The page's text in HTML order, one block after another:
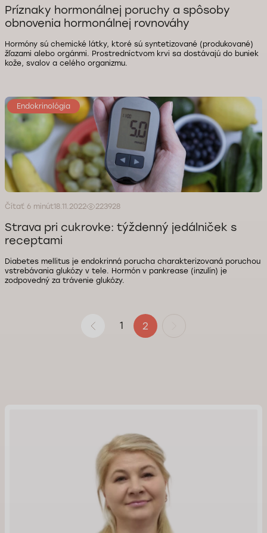
Príznaky hormonálnej poruchy a spôsoby
obnovenia hormonálnej rovnováhy
Hormóny sú chemické látky, ktoré sú syntetizované (produkované)
žľazami alebo orgánmi. Prostredníctvom krvi sa dostávajú do buniek
kože, svalov a celého organizmu.
Endokrinológia
Čítať 6 minút18.11.2022 223928
Strava pri cukrovke: týždenný jedálniček s
receptami
Diabetes mellitus je endokrinná porucha charakterizovaná poruchou
vstrebávania glukózy v tele. Hormón v pankrease (inzulín) je
zodpovedný za trávenie glukózy.
1 2